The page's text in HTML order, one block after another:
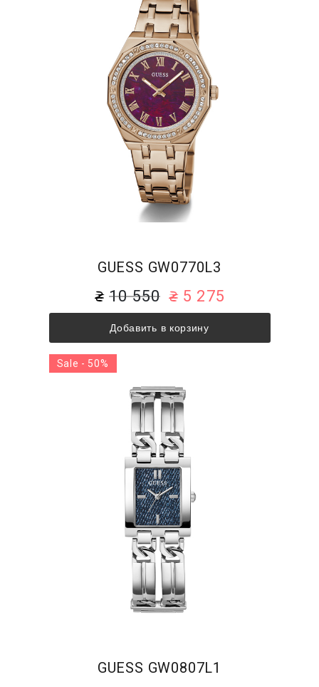
GUESS GW0770L3
10 550 5 275
Добавить в корзину
GUESS GW0807L1
Sale - 50%